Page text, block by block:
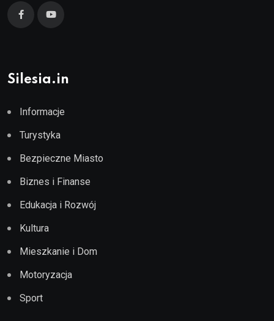
Silesia.in
Informacje
Turystyka
Bezpieczne Miasto
Biznes i Finanse
Edukacja i Rozwój
Kultura
Mieszkanie i Dom
Motoryzacja
Sport